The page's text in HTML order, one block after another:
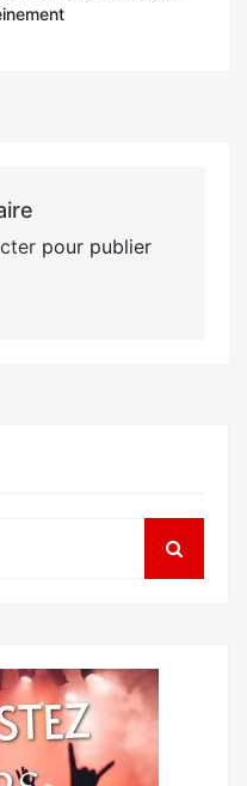
pour publier